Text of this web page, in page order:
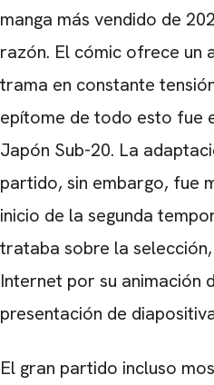
manga más vendido de
razón. El cómic ofrece un
trama en constante
epítome de todo esto fue
Japón Sub-20. La
partido, sin embargo, fue
inicio de la segunda
trataba sobre la
Internet por su animación
presentación de
El gran partido incluso